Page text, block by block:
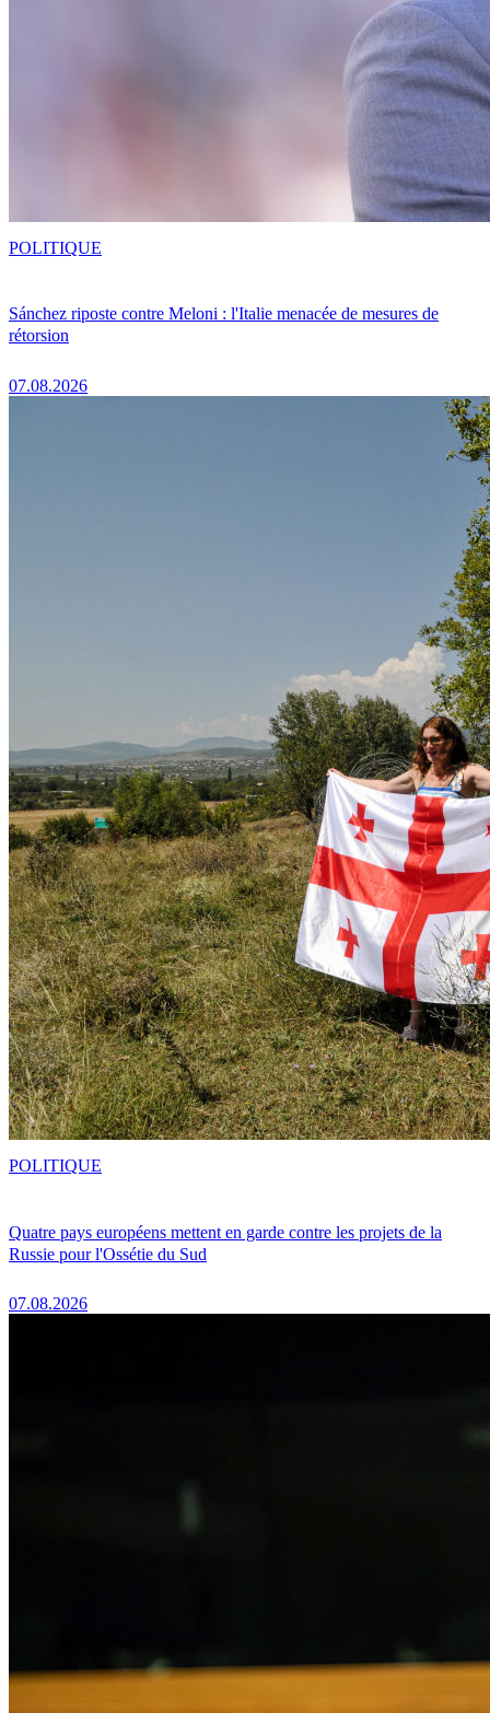
Sánchez riposte contre Meloni : l'Italie menacée de mesures de
rétorsion
07.08.2026
POLITIQUE
Quatre pays européens mettent en garde contre les projets de la
Russie pour l'Ossétie du Sud
07.08.2026
POLITIQUE